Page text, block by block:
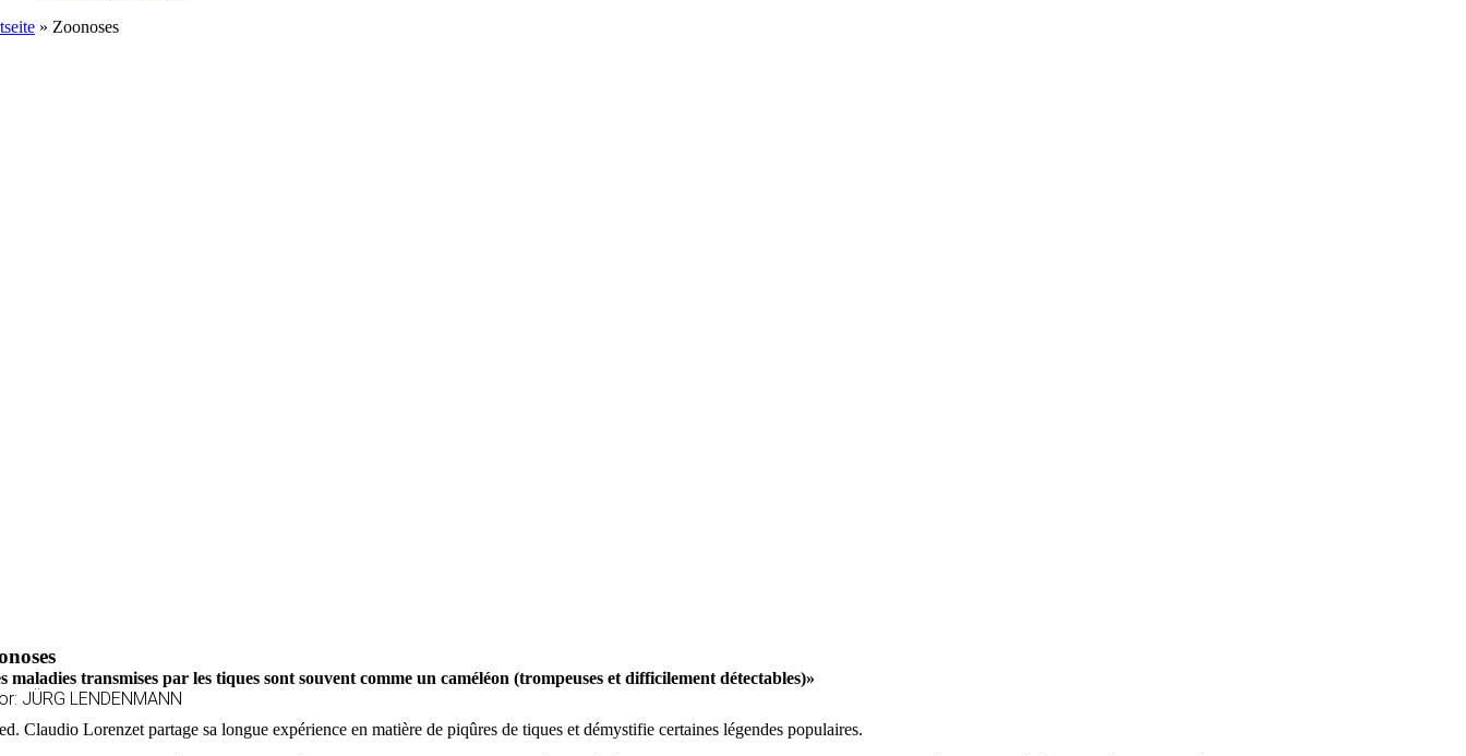
» Zoonoses
maladies transmises par les tiques sont souvent comme un caméléon (trompeuses et difficilement détectables)»
JÜRG LENDENMANN
Claudio Lorenzet partage sa longue expérience en matière de piqûres de tiques et démystifie certaines légendes populaires.